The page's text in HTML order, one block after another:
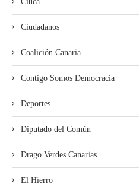
Ciudadanos
Coalición Canaria
Contigo Somos Democracia
Deportes
Diputado del Común
Drago Verdes Canarias
El Hierro